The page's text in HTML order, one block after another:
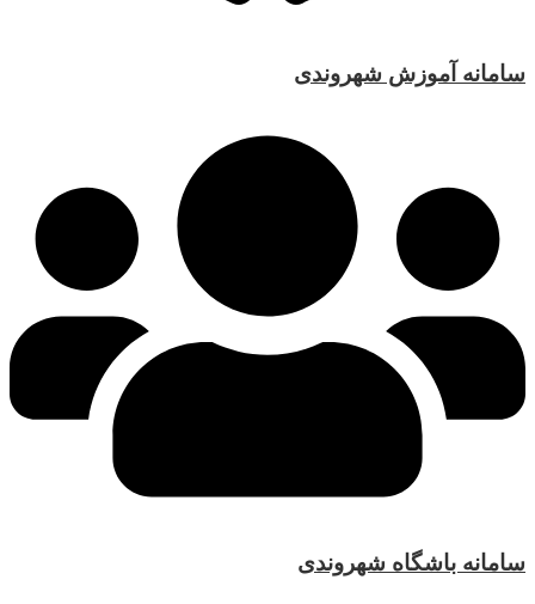
سامانه آموزش شهروندی
سامانه باشگاه شهروندی